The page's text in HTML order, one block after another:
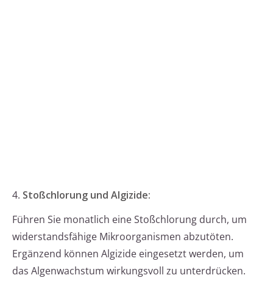
4. Stoßchlorung und Algizide:
Führen Sie monatlich eine Stoßchlorung durch, um
widerstandsfähige Mikroorganismen abzutöten.
Ergänzend können Algizide eingesetzt werden, um
das Algenwachstum wirkungsvoll zu unterdrücken.